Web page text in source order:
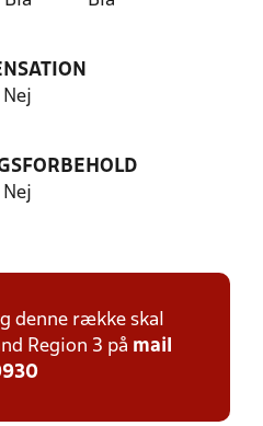
Nej
Nej
denne række skal
Region 3 på mail